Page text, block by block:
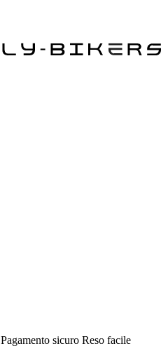
Pagamento sicuro Reso facile